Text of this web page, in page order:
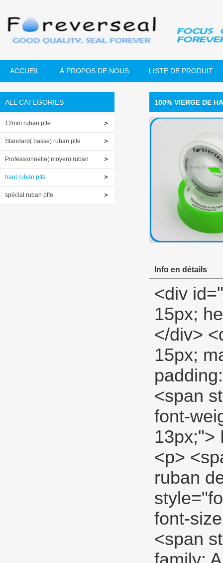
ACCUEIL À PROPOS DE NOUS LISTE DE PRODUIT
ALL CATEGORIES
12mm ruban ptfe
Standard( basse) ruban ptfe
Professionnelle( moyen) ruban
ptfe
haut ruban ptfe
spécial ruban ptfe
100% VIERGE DE
Info en détails
<div id="ali-anchor-description" style="margin-top: 15px; height: 22px;" data-section="description">&nbsp;</div> <div id="ali-title-description" style="margin-top: 15px; margin-bottom: 7px;"><div style="height: 13px; padding: 8px 0; border-bottom: 1px solid #ddd;"> <span style="background-color: #ddd; color: #333; font-weight: bold; padding: 8px 15px; line-height: 13px;"> Description du produit </span> </div></div> <p> <span style="font-size: 18px;"> <strong> PTFE ruban de gaz </strong> </span> </p> <p> <span style="font-family: Verdana, Arial, Helvetica, sans-serif; font-size: 14px;"> Haute PTFE tape </span> </p> <p> <span style="font-size: 14px;"> <a> <span style="font-family: Arial;"> Haute densité PTFE fil Seal tape </span> </a> <span style="font-family: Arial;"> Pour utiliser en haute pression systèmes </span> <span> , Pour but spécial. </span> </span> </p> <p>&nbsp;</p> <table class="aliDataTable" style="width: 426.1pt; font-family: Verdana, Arial, Helvetica, sans-serif;"><tbody> <tr align="left"> <td style="width: 167.7pt;" rowspan="5" valign="center"><p> <strong> <span style="font-family: Arial; font-size: 12pt;"> Spécifications: </span> </strong> </p></td> <td style="width: 258.4pt;" valign="top"><p> <span style="font-family: Arial; font-size: 12pt;"> Largeur: </span> <span style="font-family: Arial; font-size: 12pt;"> 12MM 19mm 25mm </span> </p></td> </tr> <tr align="left"><td style="width: 258.4pt;" valign="top"><p> <span style="font-family: Arial; font-size: 12pt;"> Épaisseur: </span> <span style="font-family: Arial; font-size: 12pt;">